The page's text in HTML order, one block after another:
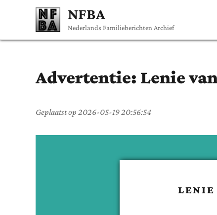
NFBA
Nederlands Familieberichten Archief
Advertentie: Lenie
Geplaatst op 2026-05-19 20:56:54
LENIE